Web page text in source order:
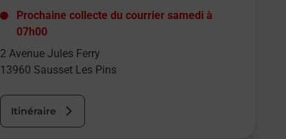
Prochaine collecte du courriersamedi à
07h00
2 Avenue Jules Ferry
13960 Sausset Les Pins
Itinéraire